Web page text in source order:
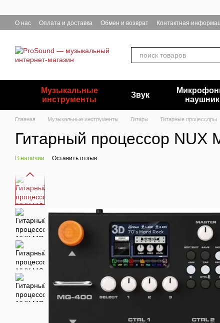
О нас Оплата и доставка Обмен и возврат Контактная
Музыкальные
инструменты
Звук
Главная Музыкальные инструменты Гитары Гитарные процессоры
Гитарный процессор NUX
В наличии Оставить отзыв